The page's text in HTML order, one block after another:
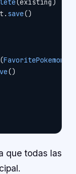
(existing)
save()
(FavoritePokemon
()
que todas las